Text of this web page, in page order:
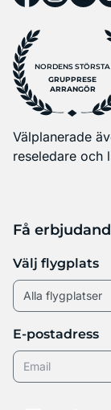
NORDENS STÖRSTA
GRUPPRESE
ARRANGÖR
Välplanerade
reseledare och
Få
Välj flygplats
E-postadress